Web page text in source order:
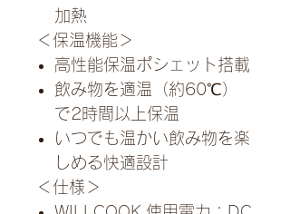
加熱
＜保温機能＞
高性能保温ポシェット搭載
飲み物を適温（約60℃）
で2時間以上保温
いつでも温かい飲み物を楽
しめる快適設計
＜仕様＞